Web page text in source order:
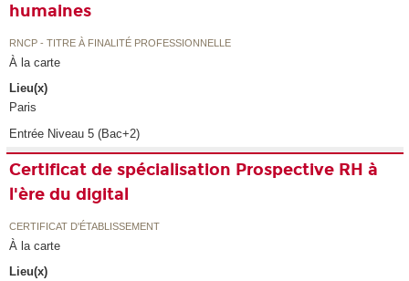
humaines
RNCP - TITRE À FINALITÉ PROFESSIONNELLE
À la carte
Lieu(x)
Paris
Entrée Niveau 5 (Bac+2)
Certificat de spécialisation Prospective RH à
l'ère du digital
CERTIFICAT D'ÉTABLISSEMENT
À la carte
Lieu(x)